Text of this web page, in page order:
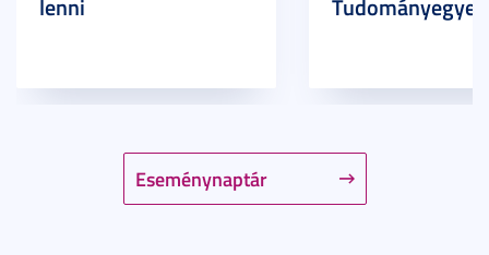
Eseménynaptár
lenni